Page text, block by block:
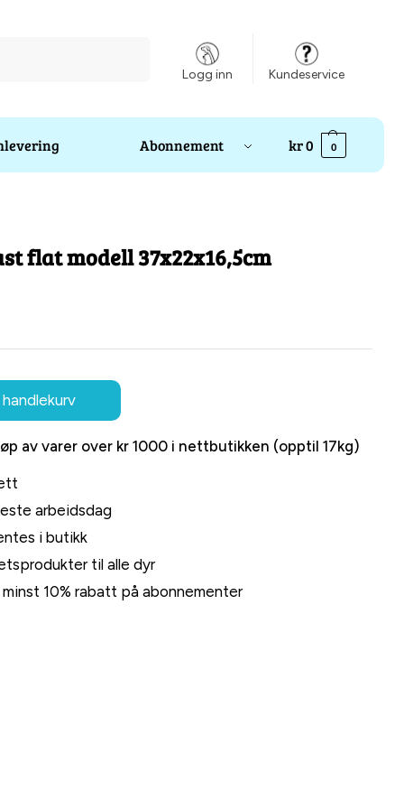
Logg inn Kundeservice
Abonnement kr0 0
flat modell 37x22x16,5cm
av varer over kr 1000 i nettbutikken (opptil 17kg)
arbeidsdag
i butikk
til alle dyr
10% rabatt på abonnementer